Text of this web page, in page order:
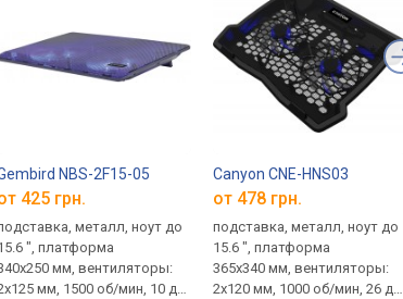
NBS-2F15-05
425 грн.
металл, ноут до
", платформа
мм, вентиляторы:
мм, 1500 об/мин, 10 дБ,
Canyon CNE-HNS03
от 478 грн.
подставка, металл, ноут до
15.6 ", платформа
365x340 мм, вентиляторы:
2х120 мм, 1000 об/мин, 26 дБ,